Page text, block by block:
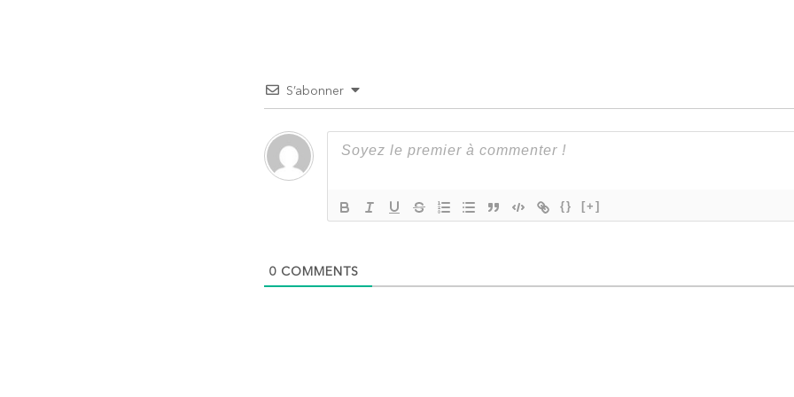
S’abonner
{} [+]
0 COMMENTS